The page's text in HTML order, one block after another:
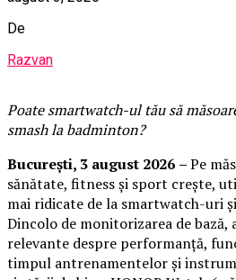
De
Razvan
Poate smartwatch-ul tăusă
smash la badminton?
București, 3 august 2026 –Pe
sănătate, fitness și sport crește,
mai ridicate de la smartwatch-uri
Dincolo de monitorizarea de
relevante despre performanță,
timpul antrenamentelor și